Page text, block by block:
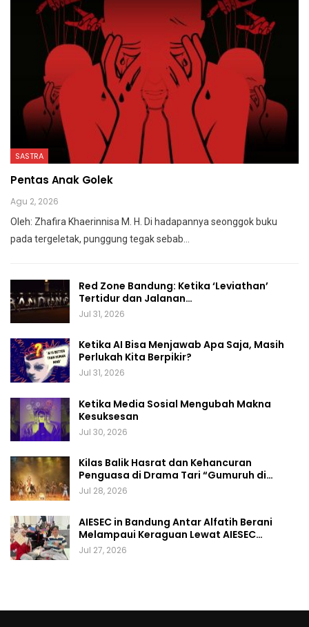
SASTRA
Pentas Anak Golek
Agu 2, 2026
Oleh: Zhafira Khaerinnisa M. H.
Di hadapannya seonggok buku
pada tergeletak, punggung tegaksebab
Red Zone Bandung: Ketika ‘Leviathan’
Tertidur dan Jalanan…
Jul 31, 2026
Ketika AI Bisa Menjawab Apa Saja, Masih
Perlukah Kita Berpikir?
Jul 31, 2026
Ketika Media Sosial Mengubah Makna
Kesuksesan
Jul 30, 2026
Kilas Balik Hasrat dan Kehancuran
Penguasa di Drama Tari “Gumuruh di…
Jul 28, 2026
AIESEC in Bandung Antar Alfatih Berani
Melampaui Keraguan Lewat AIESEC…
Jul 27, 2026